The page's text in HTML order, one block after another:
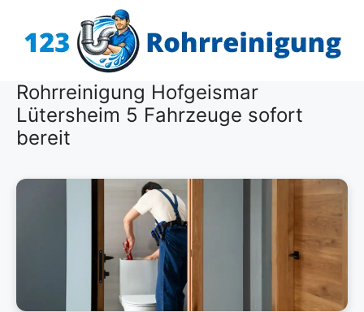
Inhalt
Rohrreinigung Hofgeismar
Lütersheim 5 Fahrzeuge sofort
bereit